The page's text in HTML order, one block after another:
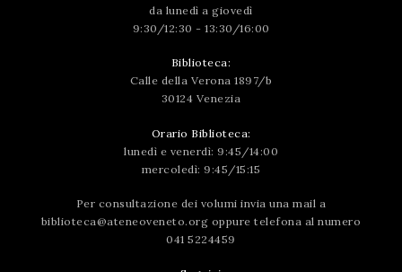
da lunedì a giovedì
9:30/12:30 - 13:30/16:00
Biblioteca:
Calle della Verona 1897/b
30124 Venezia
Orario Biblioteca:
lunedì e venerdì: 9:45/14:00
mercoledì: 9:45/15:15
Per consultazione dei volumi invia una mail a
biblioteca@ateneoveneto.org oppure telefona al numero
041 5224459